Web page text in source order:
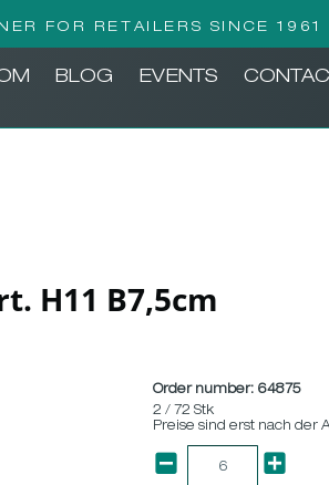
FOR RETAILERS SINCE 1961
BLOG EVENTS
H11 B7,5cm
Order number: 64875
2 / 72 Stk
Preise sind erst nach der